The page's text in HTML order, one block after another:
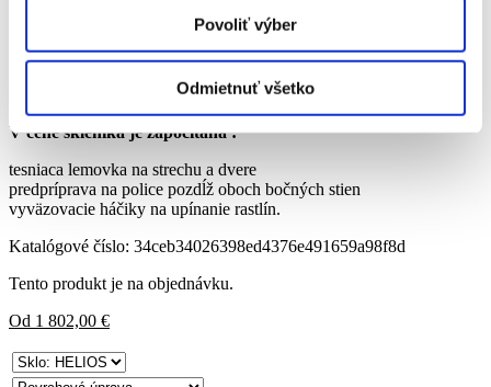
Povoliť výber
Odmietnuť všetko
V cene skleníka je započítaná :
tesniaca lemovka na strechu a dvere
predpríprava na police pozdĺž oboch bočných stien
vyväzovacie háčiky na upínanie rastlín.
Katalógové číslo: 34ceb34026398ed4376e491659a98f8d
Tento produkt je na objednávku.
Od 1 802,00 €